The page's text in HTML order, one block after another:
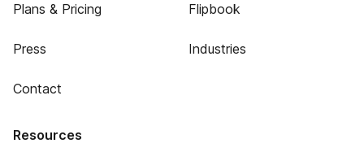
Plans & Pricing
Press
Contact
Flipbook
Industries
Resources